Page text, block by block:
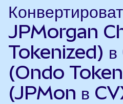
JPMorgan
Tokenized)
(Ondo
(JPMon в